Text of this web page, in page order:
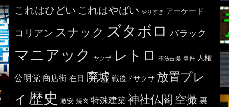
これはひどい これはやばい やりすぎ アーケード
コリアン スナック ズタボロ バラック
マニアック ヤクザ レトロ 不法占拠 事件 人権
公明党 商店街 在日 廃墟 戦後ドサクサ 放置プレ
イ 歴史 激安 焼肉 特殊建築 神社仏閣 空撮 裏